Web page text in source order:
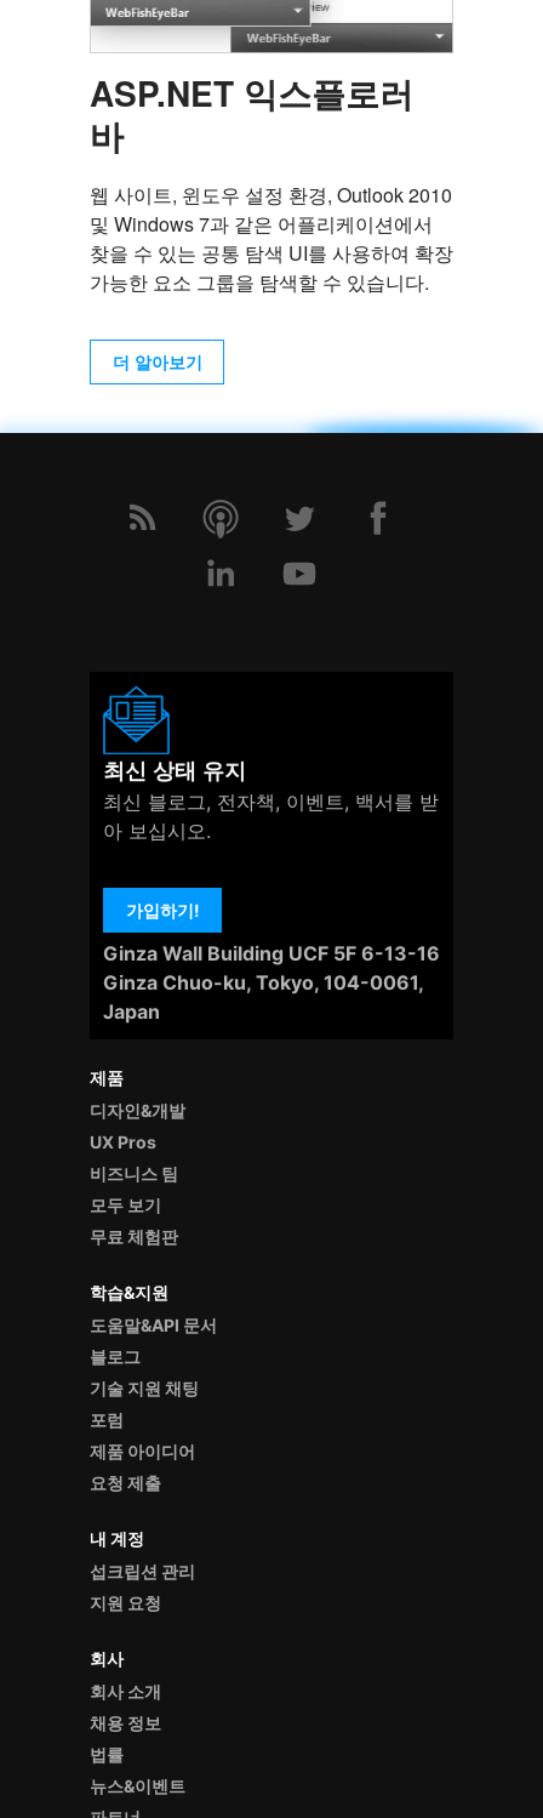
ASP.NET 익스플로러
바
웹 사이트, 윈도우 설정 환경, Outlook 2010
및 Windows 7과 같은 어플리케이션에서
찾을 수 있는 공통 탐색 UI를 사용하여 확장
가능한 요소 그룹을 탐색할 수 있습니다.
더 알아보기
제품
디자인&개발
UX Pros
비즈니스 팀
모두 보기
무료 체험판
학습&지원
도움말&API 문서
블로그
기술 지원 채팅
포럼
제품 아이디어
요청 제출
내 계정
섭크립션 관리
지원 요청
회사
회사 소개
채용 정보
법률
뉴스&이벤트
최신 상태 유지
최신 블로그, 전자책, 이벤트, 백서를 받
아 보십시오.
가입하기!
Ginza Wall Building UCF 5F 6-13-16
Ginza Chuo-ku, Tokyo, 104-0061,
Japan